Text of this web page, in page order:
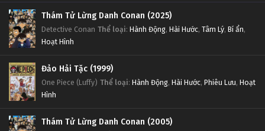
Thám Tử Lừng Danh Conan (2025)
Detective Conan Thể loại: Hành Động, Hài Hước, Tâm Lý, Bí ẩn,
Hoạt Hình
Đảo Hải Tặc (1999)
One Piece (Luffy) Thể loại: Hành Động, Hài Hước, Phiêu Lưu, Hoạt
Hình
Thám Tử Lừng Danh Conan (2005)